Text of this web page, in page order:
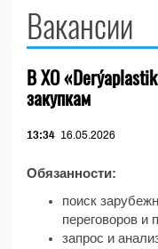
Вакансии
В ХО
закупкам
13:34 16.05.2026
Обязанности:
поиск
переговоров и
запрос и